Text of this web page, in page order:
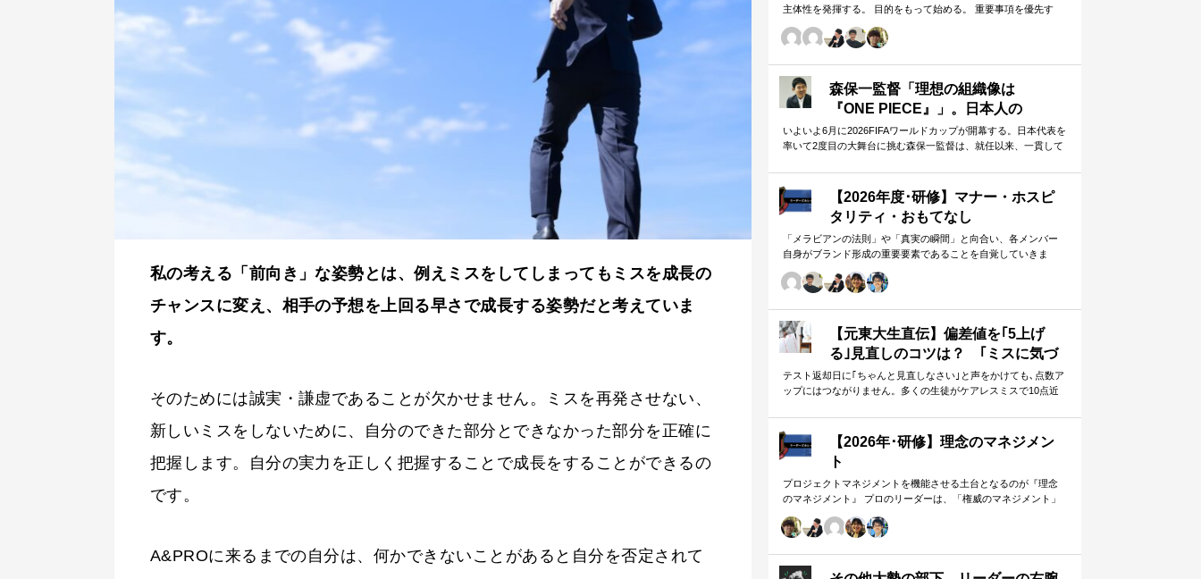
私の考える「前向き」な姿勢とは、例えミスをしてしまってもミスを成長の
チャンスに変え、相手の予想を上回る早さで成長する姿勢だと考えていま
す。
そのためには誠実・謙虚であることが欠かせません。ミスを再発させない、
新しいミスをしないために、自分のできた部分とできなかった部分を正確に
把握します。自分の実力を正しく把握することで成長をすることができるの
です。
A&PROに来るまでの自分は、何かできないことがあると自分を否定されて
主体性を発揮する。 目的をもって始める。 重要事項を優先す
いきます。 評論家ではなく、我がこととして取り組むメンバー
森保一監督「理想の組織像は
『ONE PIECE』」。日本人の
「和」と「魂」を武器に世界へ挑む
①
いよいよ6月に2026FIFAワールドカップが開幕する。日本代表を
率いて2度目の大舞台に挑む森保一監督は、就任以来、一貫して
【2026年度･研修】マナー・ホスピ
タリティ・おもてなし
「メラビアンの法則」や「真実の瞬間」と向合い、各メンバー
自身がブランド形成の重要要素であることを自覚していきま
ナー」「サービス」「ホスピタリティ」「おもてなし」の違い
ーに提供したいリーダーのための研修です。
【元東大生直伝】偏差値を｢5上げ
る｣見直しのコツは？ ｢ミスに気づ
かない｣無意味な作業から脱却を…
カギは試験"前"
テスト返却日に｢ちゃんと見直しなさい｣と声をかけても､点数ア
ップにはつながりません。多くの生徒がケアレスミスで10点近
【2026年･研修】理念のマネジメン
ト
プロジェクトマネジメントを機能させる土台となるのが『理念
のマネジメント』 プロのリーダーは、「権威のマネジメント」
「好き・嫌い」や「多数決」ではなく、説得力ある提案を互い